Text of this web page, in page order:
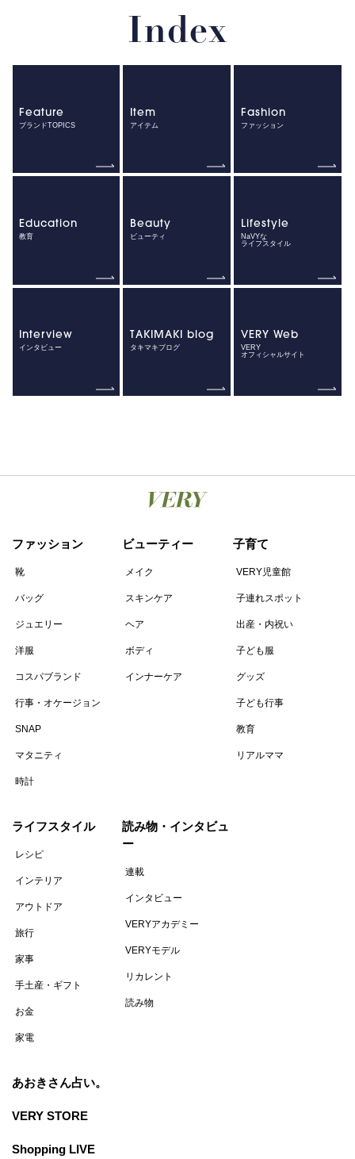
Index
Feature
ブランドTOPICS
Item
アイテム
Fashion
ファッション
Education
教育
Beauty
ビューティ
Lifestyle
NaVYな
ライフスタイル
Interview
インタビュー
TAKIMAKI blog
タキマキブログ
VERY Web
VERY
オフィシャルサイト
ファッション
靴
バッグ
ジュエリー
洋服
コスパブランド
行事・オケージョン
SNAP
マタニティ
時計
ビューティー
メイク
スキンケア
ヘア
ボディ
インナーケア
子育て
VERY児童館
子連れスポット
出産・内祝い
子ども服
グッズ
子ども行事
教育
リアルママ
ライフスタイル
レシピ
インテリア
アウトドア
旅行
家事
手土産・ギフト
お金
家電
読み物・インタビュ
ー
連載
インタビュー
VERYアカデミー
VERYモデル
リカレント
読み物
あおきさん占い。
VERY STORE
Shopping LIVE